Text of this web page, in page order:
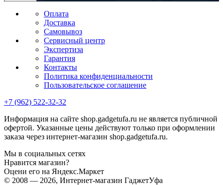
Оплата
Доставка
Самовывоз
Сервисный центр
Экспертиза
Гарантия
Контакты
Политика конфиденциальности
Пользовательское соглашение
+7 (962) 522-32-32
Информация на сайте shop.gadgetufa.ru не является публичной
офертой. Указанные цены действуют только при оформлении
заказа через интернет-магазин shop.gadgetufa.ru.
Мы в социальных сетях
Нравится магазин?
Оцени его на Яндекс.Маркет
© 2008 — 2026, Интернет-магазин ГаджетУфа